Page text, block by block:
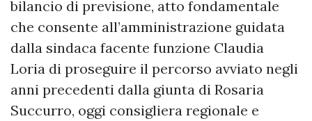
bilancio di previsione, atto fondamentale
che consente all’amministrazione guidata
dalla sindaca facente funzione Claudia
Loria di proseguire il percorso avviato negli
anni precedenti dalla giunta di Rosaria
Succurro, oggi consigliera regionale e